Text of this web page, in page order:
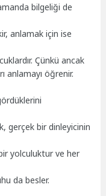
bilgeliği de
anlamak için ise
Çünkü ancak
anlamayı öğrenir.
gerçek bir dinleyicinin
yolculuktur ve her
da besler.